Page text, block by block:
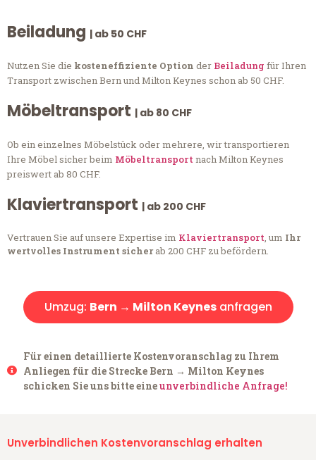
Beiladung | ab 50 CHF
Nutzen Sie die kosteneffiziente Option der Beiladung für Ihren
Transport zwischen Bern und Milton Keynes schon ab 50 CHF.
Möbeltransport | ab 80 CHF
Ob ein einzelnes Möbelstück oder mehrere, wir transportieren
Ihre Möbel sicher beim Möbeltransportnach Milton Keynes
preiswert ab 80 CHF.
Klaviertransport | ab 200 CHF
Vertrauen Sie auf unsere Expertise im Klaviertransport, um Ihr
wertvolles Instrument sicherab 200 CHF zu befördern.
Umzug: Bern → Milton Keynesanfragen
Für einen detaillierte Kostenvoranschlag zu Ihrem
Anliegen für die Strecke Bern → Milton Keynes
schicken Sie uns bitte eineunverbindliche Anfrage!
Unverbindlichen Kostenvoranschlag erhalten